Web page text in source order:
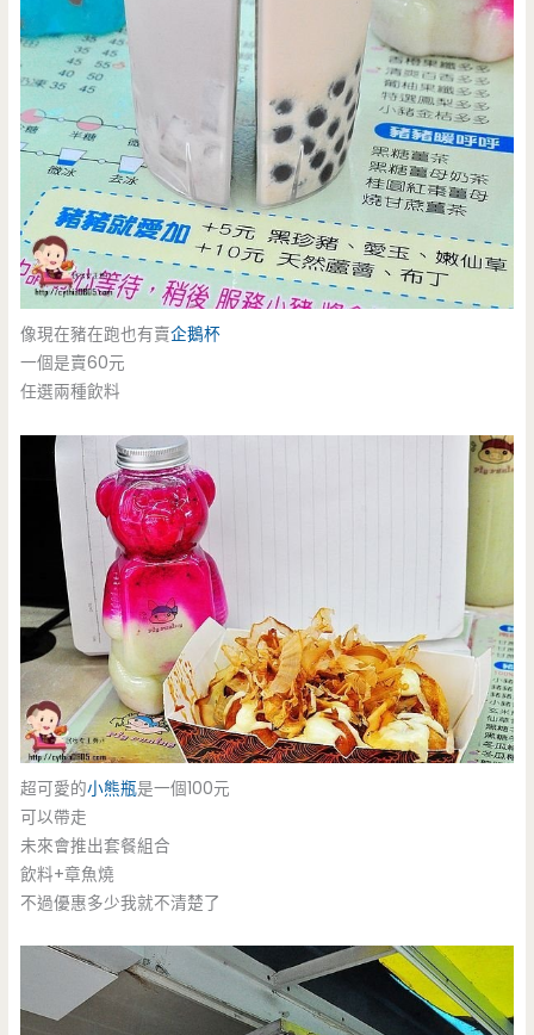
像現在豬在跑也有賣企鵝杯
一個是賣60元
任選兩種飲料
超可愛的小熊瓶是一個100元
可以帶走
未來會推出套餐組合
飲料+章魚燒
不過優惠多少我就不清楚了